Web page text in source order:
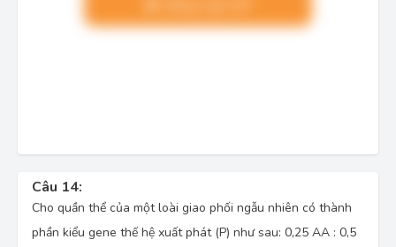
Câu 14:
Cho quần thể của một loài giao phối ngẫu nhiên có thành
phần kiểu gene thế hệ xuất phát (P) như sau: 0,25 AA : 0,5